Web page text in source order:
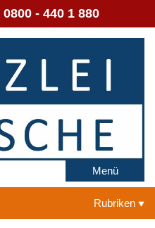
0800 - 440 1 880
Menü
Rubriken